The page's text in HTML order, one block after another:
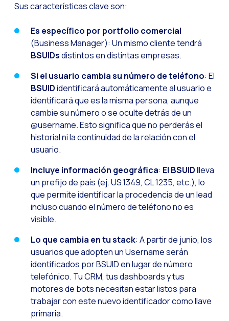
Derivar los flujos
Reach & Engage +
Recapitulación de
Social CX: La
Catálogo
¿Conoces el
Aumentando la
¡Prueba Gratuita!
Sus características clave son:
Es específico por portfolio comercial
(Business Manager): Un mismo cliente tendrá
BSUIDsdistintos en distintas empresas.
Si el usuario cambia su número de teléfono: El
BSUIDidentificará automáticamente al usuario e
identificará que es la misma persona, aunque
cambie su número o se oculte detrás de un
@username. Esto significa que no perderás el
historial ni la continuidad de la relación con el
usuario.
Incluye información geográfica: El BSUID lleva
un prefijo de país (ej. US.1349, CL 1235, etc.), lo
que permite identificar la procedencia de un lead
incluso cuando el número de teléfono no es
visible.
Lo que cambia en tu stack: A partir de junio, los
usuarios que adopten un Username serán
identificados por BSUID en lugar de número
telefónico. Tu CRM, tus dashboards y tus
motores de bots necesitan estar listos para
trabajar con este nuevo identificador como llave
primaria.